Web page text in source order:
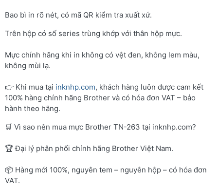
Bao bì in rõ nét, có mã QR kiểm tra xuất xứ.
Trên hộp có số series trùng khớp với thân hộp mực.
Mực chính hãng khi in không có vệt đen, không lem màu,
không mùi lạ.
👉 Khi mua tại inknhp.com, khách hàng luôn được cam kết
100% hàng chính hãng Brother và có hóa đơn VAT – bảo
hành theo hãng.
🛒 Vì sao nên mua mực Brother TN-263 tại inknhp.com?
🏆 Đại lý phân phối chính hãng Brother Việt Nam.
📦 Hàng mới 100%, nguyên tem – nguyên hộp – có hóa đơn
VAT.